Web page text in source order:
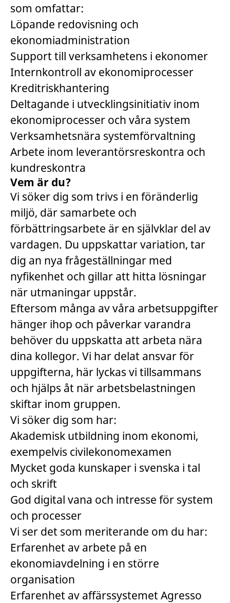
som omfattar:
Löpande redovisning och
ekonomiadministration
Support till verksamhetens i ekonomer
Internkontroll av ekonomiprocesser
Kreditriskhantering
Deltagande i utvecklingsinitiativ inom
ekonomiprocesser och våra system
Verksamhetsnära systemförvaltning
Arbete inom leverantörsreskontra och
kundreskontra
Vem är du?
Vi söker dig som trivs i en föränderlig
miljö, där samarbete och
förbättringsarbete är en självklar del av
vardagen. Du uppskattar variation, tar
dig an nya frågeställningar med
nyfikenhet och gillar att hitta lösningar
när utmaningar uppstår.
Eftersom många av våra arbetsuppgifter
hänger ihop och påverkar varandra
behöver du uppskatta att arbeta nära
dina kollegor. Vi har delat ansvar för
uppgifterna, här lyckas vi tillsammans
och hjälps åt när arbetsbelastningen
skiftar inom gruppen.
Vi söker dig som har:
Akademisk utbildning inom ekonomi,
exempelvis civilekonomexamen
Mycket goda kunskaper i svenska i tal
och skrift
God digital vana och intresse för system
och processer
Vi ser det som meriterande om du har:
Erfarenhet av arbete på en
ekonomiavdelning i en större
organisation
Erfarenhet av affärssystemet Agresso